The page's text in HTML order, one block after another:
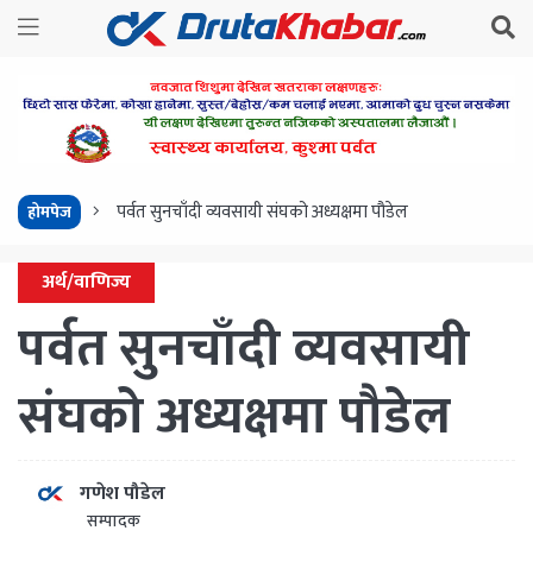
होमपेज पर्वत सुनचाँदी व्यवसायी संघको अध्यक्षमा पौडेल
अर्थ/वाणिज्य
पर्वत सुनचाँदी व्यवसायी
संघको अध्यक्षमा पौडेल
गणेश पौडेल
सम्पादक